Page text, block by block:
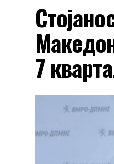
7